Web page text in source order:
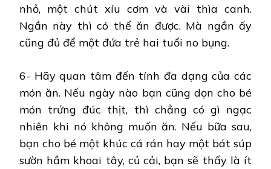
nhỏ, một chút xíu cơm và vài thìa canh.
Ngần này thì có thể ăn được. Mà ngần ấy
cũng đủ để một đứa trẻ hai tuổi no bụng.
6- Hãy quan tâm đến tính đa dạng của các
món ăn. Nếu ngày nào bạn cũng dọn cho bé
món trứng đúc thịt, thì chẳng có gì ngạc
nhiên khi nó không muốn ăn. Nếu bữa sau,
bạn cho bé một khúc cá rán hay một bát súp
sườn hầm khoai tây, củ cải, bạn sẽ thấy là ít